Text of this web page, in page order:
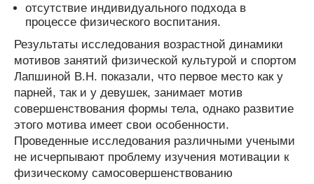
отсутствие индивидуального подхода в
процессе физического воспитания.
Результаты исследования возрастной динамики
мотивов занятий физической культурой и спортом
Лапшиной В.Н. показали, что первое место как у
парней, так и у девушек, занимает мотив
совершенствования формы тела, однако развитие
этого мотива имеет свои особенности.
Проведенные исследования различными учеными
не исчерпывают проблему изучения мотивации к
физическому самосовершенствованию